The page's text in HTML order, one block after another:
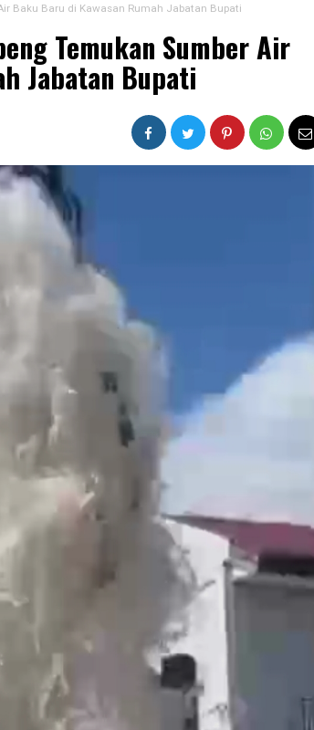
Baku Baru di Kawasan Rumah Jabatan Bupati
Temukan Sumber Air
Jabatan Bupati